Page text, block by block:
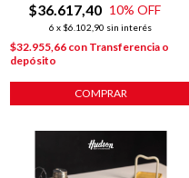
$36.617,40 10% OFF
6 x $6.102,90 sin interés
$32.955,66 con Transferencia o
depósito
COMPRAR